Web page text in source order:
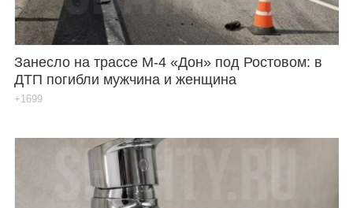
Занесло на трассе М-4 «Дон» под Ростовом: в
ДТП погибли мужчина и женщина
+1699